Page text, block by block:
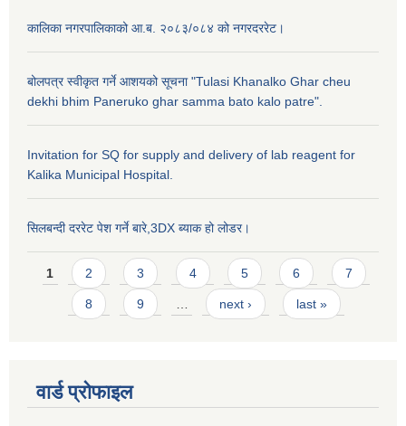
कालिका नगरपालिकाको आ.ब. २०८३/०८४ को नगरदररेट।
बोलपत्र स्वीकृत गर्ने आशयको सूचना "Tulasi Khanalko Ghar cheu
dekhi bhim Paneruko ghar samma bato kalo patre".
Invitation for SQ for supply and delivery of lab reagent for
Kalika Municipal Hospital.
सिलबन्दी दररेट पेश गर्ने बारे,3DX ब्याक हो लोडर।
Pages
1 2 3 4 5 6 7
8 9 next › last »
वार्ड प्राेफाइल